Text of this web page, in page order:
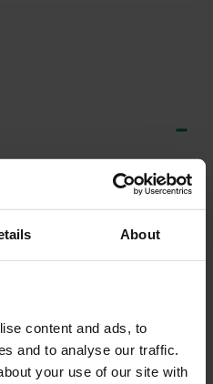
About
content and ads, to
and to analyse our traffic.
your use of our site with